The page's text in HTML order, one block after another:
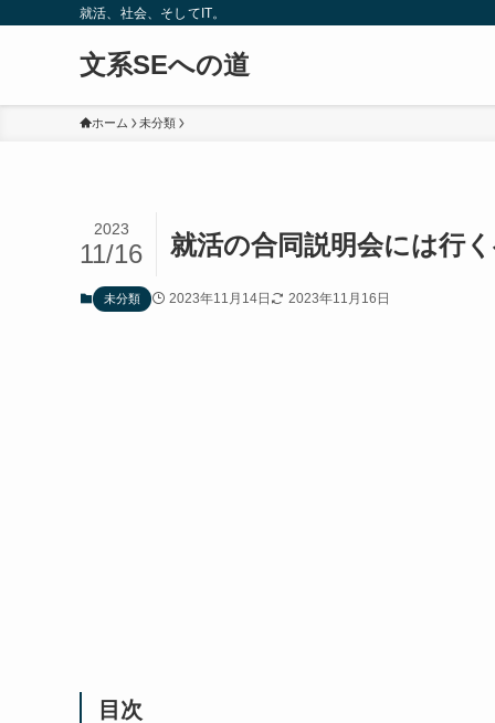
就活、社会、そしてIT。
文系SEへの道
ホーム 未分類
就活の合同説明会には行
2023
11/16
未分類 2023年11月14日 2023年11月16日
目次